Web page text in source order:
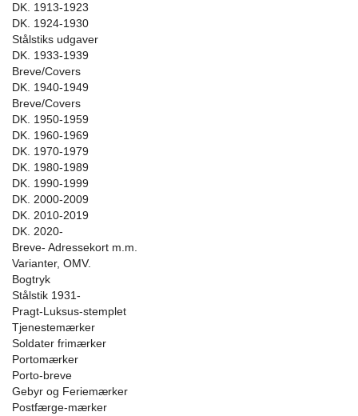
DK. 1913-1923
DK. 1924-1930
Stålstiks udgaver
DK. 1933-1939
Breve/Covers
DK. 1940-1949
Breve/Covers
DK. 1950-1959
DK. 1960-1969
DK. 1970-1979
DK. 1980-1989
DK. 1990-1999
DK. 2000-2009
DK. 2010-2019
DK. 2020-
Breve- Adressekort m.m.
Varianter, OMV.
Bogtryk
Stålstik 1931-
Pragt-Luksus-stemplet
Tjenestemærker
Soldater frimærker
Portomærker
Porto-breve
Gebyr og Feriemærker
Postfærge-mærker